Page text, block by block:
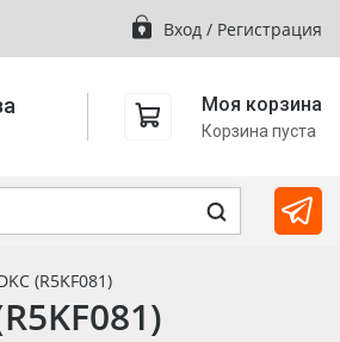
Вход / Регистрация
Моя корзина
Корзина пуста
(R5KF081)